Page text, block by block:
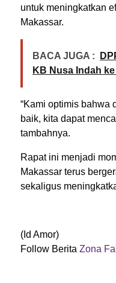
untuk meningkatkan
Makassar.
BACA JUGA :
KB Nusa Indah
“Kami optimis bahwa
baik, kita dapat
tambahnya.
Rapat ini menjadi
Makassar terus
sekaligus
(Id Amor)
Follow Berita Zona